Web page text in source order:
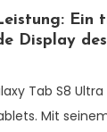
Ein
Display
Tab S8
Mit